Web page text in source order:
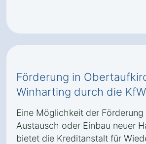
Förderung in
Winharting durch die KfW
Eine Möglichkeit der Förderung
Austausch oder Einbau neuer
bietet die Kreditanstalt für